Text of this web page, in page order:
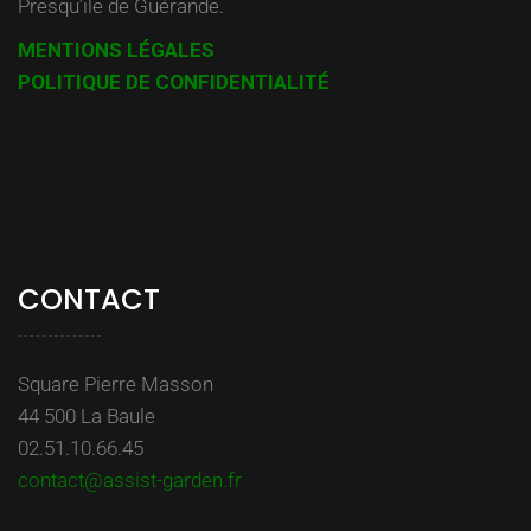
Presqu’ile de Guérande.
MENTIONS LÉGALES
POLITIQUE DE CONFIDENTIALITÉ
CONTACT
Square Pierre Masson
44 500 La Baule
02.51.10.66.45
contact@assist-garden.fr